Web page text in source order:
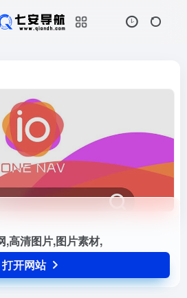
,高清图片,图片素材,
打开网站